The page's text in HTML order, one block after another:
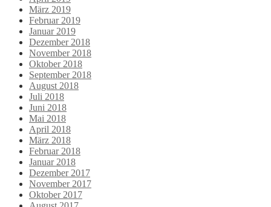
März 2019
Februar 2019
Januar 2019
Dezember 2018
November 2018
Oktober 2018
September 2018
August 2018
Juli 2018
Juni 2018
Mai 2018
April 2018
März 2018
Februar 2018
Januar 2018
Dezember 2017
November 2017
Oktober 2017